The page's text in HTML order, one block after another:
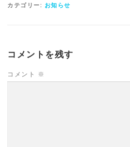
カテゴリー: お知らせ
コメントを残す
コメント ※